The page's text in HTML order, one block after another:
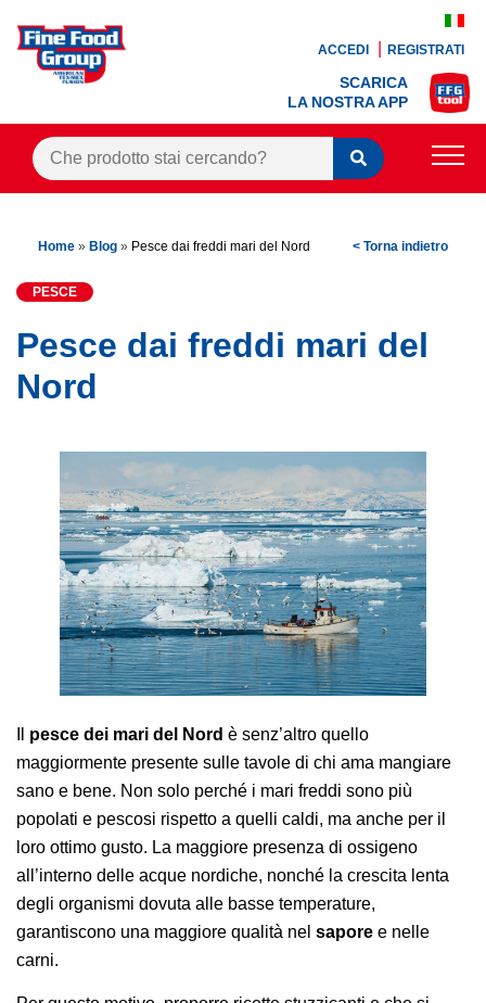
ACCEDI REGISTRATI
SCARICA
LA NOSTRA APP
BLOG
RICETTE
BONUS FEDELTÀ
OFFERTE
AREA AGENTI
Home » Blog » Pesce dai freddi mari del Nord < Torna indietro
PESCE
Pesce dai freddi mari del
Nord
pesce dei mari del Nord è senz’altro quello
maggiormente presente sulle tavole di chi ama mangiare
sano e bene. Non solo perché i mari freddi sono più
popolati e pescosi rispetto a quelli caldi, ma anche per il
loro ottimo gusto. La maggiore presenza di ossigeno
all’interno delle acque nordiche, nonché la crescita lenta
degli organismi dovuta alle basse temperature,
garantiscono una maggiore qualità nel sapore e nelle
carni.